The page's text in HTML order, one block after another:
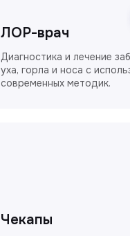
Диагностика и лечение
уха, горла и носа с
современных методик.
ЛОР-врач
Чекапы